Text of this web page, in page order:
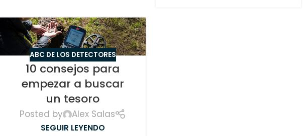
ABC DE LOS DETECTORES
10 consejos para
empezar a buscar
un tesoro
Posted by Alex Salas
SEGUIR LEYENDO